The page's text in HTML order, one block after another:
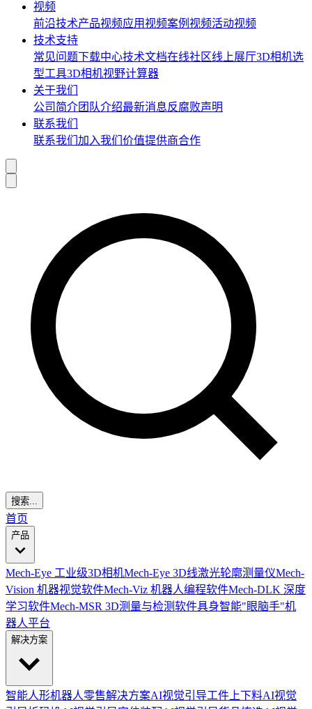
视频
前沿技术产品视频应用视频案例视频活动视频
技术支持
常见问题下载中心技术文档在线社区线上展厅3D相机选
型工具3D相机视野计算器
关于我们
公司简介团队介绍最新消息反腐败声明
联系我们
联系我们 加入我们 价值提供商合作
搜索...
首页
产品
Mech-Eye 工业级3D相机Mech-Eye 3D线激光轮廓测量仪Mech-
Vision 机器视觉软件Mech-Viz 机器人编程软件Mech-DLK 深度
学习软件Mech-MSR 3D测量与检测软件具身智能"眼脑手"机
器人平台
解决方案
智能人形机器人零售解决方案AI视觉引导工件上下料AI视觉